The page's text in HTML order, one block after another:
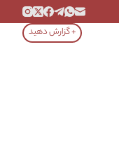
+ گزارش دهید